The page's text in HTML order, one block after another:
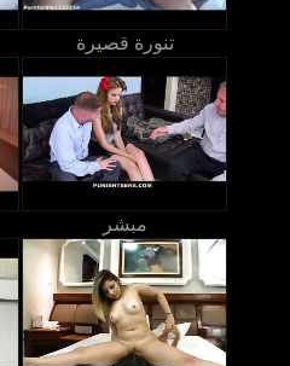
تنورة قصيرة
مبشر